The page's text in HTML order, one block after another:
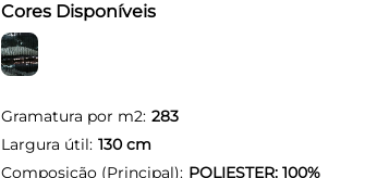
Cores Disponíveis
Gramatura por m2: 283
Largura útil: 130cm
Composição (Principal): POLIESTER: 100%